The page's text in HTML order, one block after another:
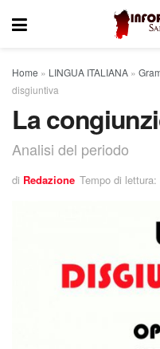
Home » LINGUA ITALIANA »
disgiuntiva
La
Analisi del periodo
di Redazione Tempo di